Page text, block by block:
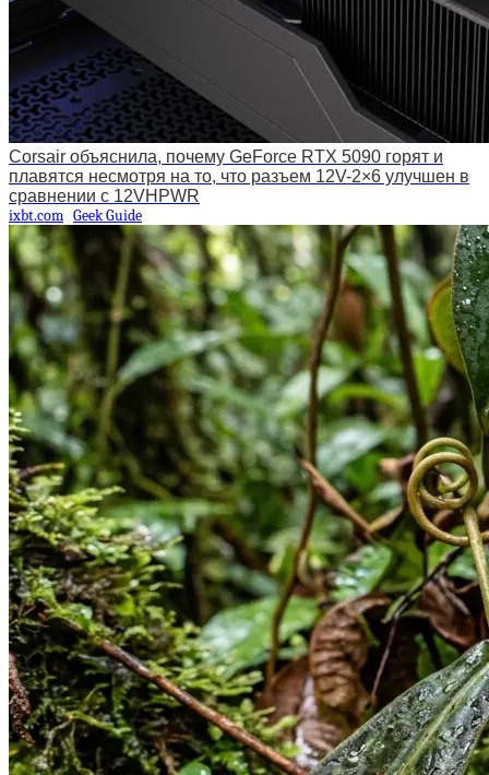
Corsair объяснила, почему GeForce RTX 5090 горят и
плавятся несмотря на то, что разъем 12V-2×6 улучшен в
сравнении с 12VHPWR
ixbt.com Geek Guide